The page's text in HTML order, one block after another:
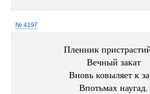
№ 4197
Пленник
Вечный закат
Вновь ковыляет к
Впотьмах наугад.